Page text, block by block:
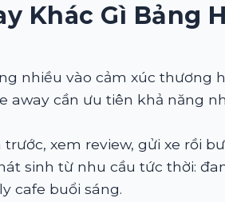
Khác Gì Bảng
nhiều vào cảm xúc thương
away cần ưu tiên khả năng
xem review, gửi xe rồi
sinh từ nhu cầu tức thời:
cafe buổi sáng.